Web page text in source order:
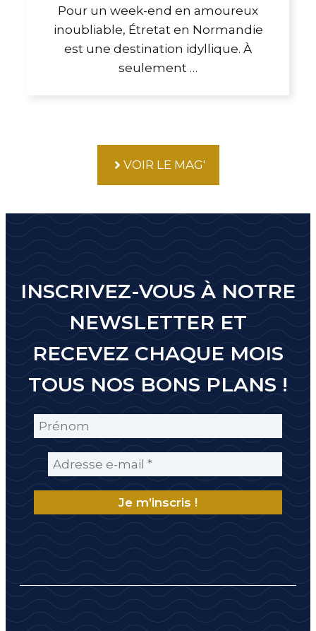
Pour un week-end en amoureux
inoubliable, Étretat en Normandie
est une destination idyllique. À
seulement …
VOIR LE MAG'
INSCRIVEZ-VOUS À NOTRE
NEWSLETTER ET
RECEVEZ CHAQUE MOIS
TOUS NOS BONS PLANS !